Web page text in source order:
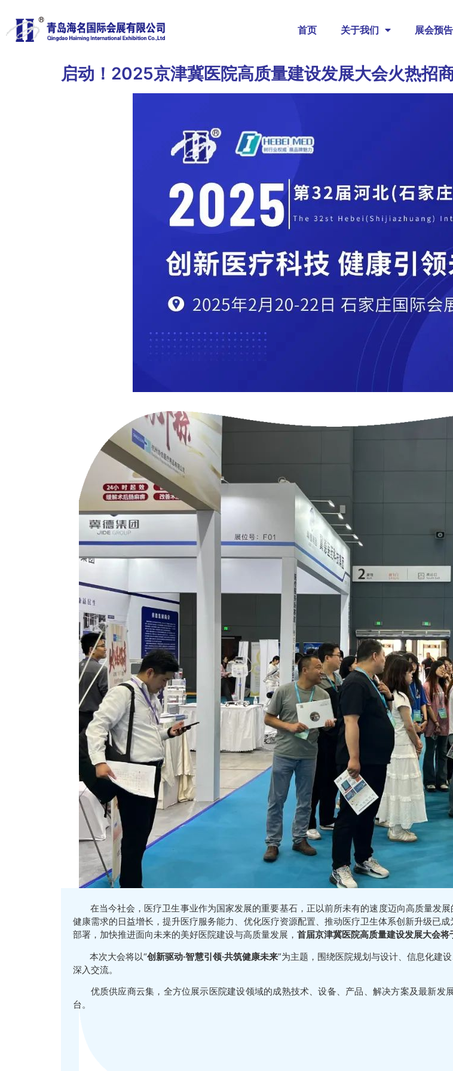
首页 关于我们 展会预告
启动！2025京津冀医院高质量建设发展大会火热招商
在当今社会，医疗卫生事业作为国家发展的重要基石，正以前所未有的速度迈向高质量发
健康需求的日益增长，提升医疗服务能力、优化医疗资源配置、推动医疗卫生体系创新升级已
部署，加快推进面向未来的美好医院建设与高质量发展， 首届京津冀医院高质量建设发展大会
本次大会将以“创新驱动·智慧引领·共筑健康未来”为主题，围绕医院规划与设计、信息化建
深入交流。
优质供应商云集，全方位展示医院建设领域的成熟技术、设备、产品、解决方案及最新发
台。